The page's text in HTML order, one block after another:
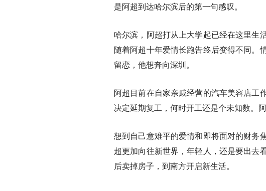
是阿超到达哈尔滨后的第一句感叹。
哈尔滨，阿超打从上大学起已经在这里生
随着阿超十年爱情长跑告终后变得不同。
留恋，他想奔向深圳。
阿超目前在自家亲戚经营的汽车美容店工
决定延期复工，何时开工还是个未知数。
想到自己意难平的爱情和即将面对的财务
超更加向往新世界，年轻人，还是要出去
后卖掉房子，到南方开启新生活。